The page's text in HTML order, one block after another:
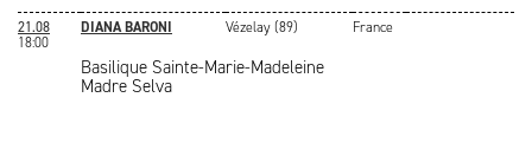
21.08
18:00
DIANA BARONI Vézelay (89) France
Basilique Sainte-Marie-Madeleine
Madre Selva